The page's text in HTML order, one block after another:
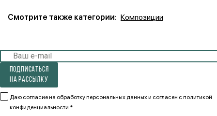
Смотрите также категории: Композиции
Подписаться
на рассылку
Даю согласие на обработку персональных данных и согласен с политикой
конфиденциальности *